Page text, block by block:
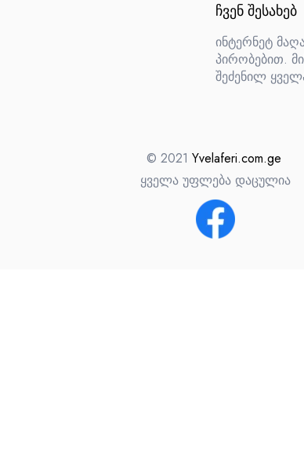
ᲩᲕᲔᲜ ᲨᲔᲡᲐᲮᲔᲑ
ინტერნეტ
პირობებით.
შეძენილ
© 2021 Yvelaferi.com.ge
ყველა უფლება დაცულია